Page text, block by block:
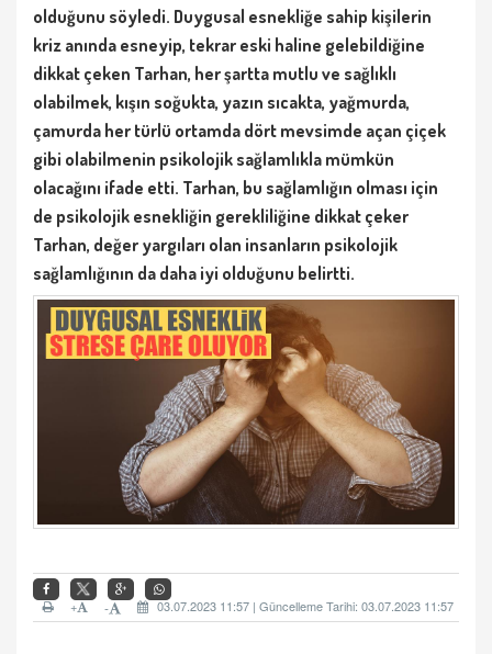
olduğunu söyledi. Duygusal esnekliğe sahip kişilerin
kriz anında esneyip, tekrar eski haline gelebildiğine
dikkat çeken Tarhan, her şartta mutlu ve sağlıklı
olabilmek, kışın soğukta, yazın sıcakta, yağmurda,
çamurda her türlü ortamda dört mevsimde açan çiçek
gibi olabilmenin psikolojik sağlamlıkla mümkün
olacağını ifade etti. Tarhan, bu sağlamlığın olması için
de psikolojik esnekliğin gerekliliğine dikkat çeker
Tarhan, değer yargıları olan insanların psikolojik
sağlamlığının da daha iyi olduğunu belirtti.
03.07.2023 11:57 | Güncelleme Tarihi: 03.07.2023 11:57
-
+